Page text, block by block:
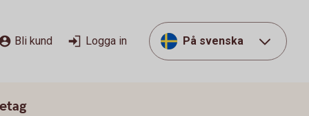
Bli kund Logga in På svenska